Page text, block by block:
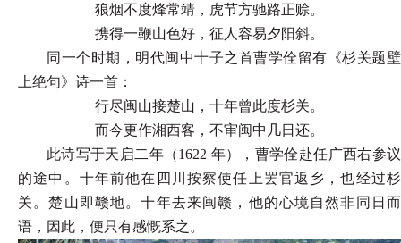
狼烟不度烽常靖，虎节方驰路正赊。
携得一鞭山色好，征人容易夕阳斜。
同一个时期，明代闽中十子之首曹学佺留有《杉关题壁
上绝句》诗一首：
行尽闽山接楚山，十年曾此度杉关。
而今更作湘西客，不审闽中几日还。
此诗写于天启二年（1622 年），曹学佺赴任广西右参议
的途中。十年前他在四川按察使任上罢官返乡，也经过杉
关。楚山即赣地。十年去来闽赣，他的心境自然非同日而
语，因此，便只有感慨系之。